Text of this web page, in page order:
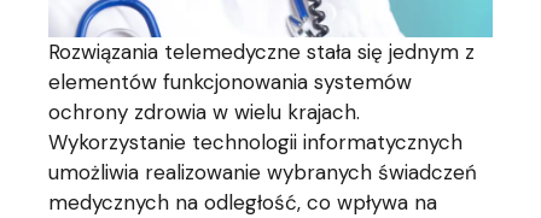
Rozwiązania telemedyczne stała się jednym z
elementów funkcjonowania systemów
ochrony zdrowia w wielu krajach.
Wykorzystanie technologii informatycznych
umożliwia realizowanie wybranych świadczeń
medycznych na odległość, co wpływa na